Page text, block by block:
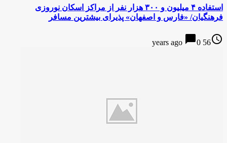
استفاده ۴ میلیون و ۳۰۰ هزار نفر از مراکز اسکان نوروزی
فرهنگیان/ «فارس و اصفهان» پذیرای بیشترین مسافر
access_time
56 years ago
chat_bubble0